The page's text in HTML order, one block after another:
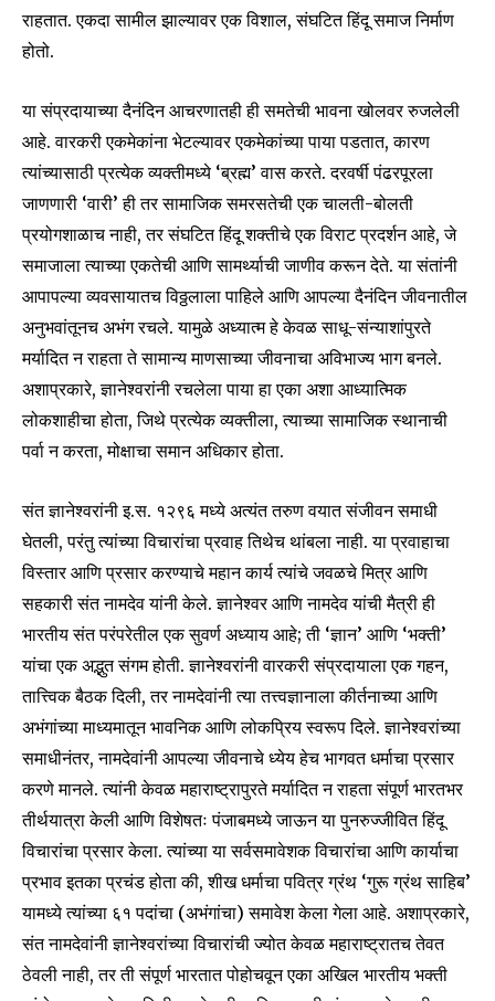
राहतात. एकदा सामील झाल्यावर एक विशाल, संघटित हिंदू समाज निर्माण
होतो.
या संप्रदायाच्या दैनंदिन आचरणातही ही समतेची भावना खोलवर रुजलेली
आहे. वारकरी एकमेकांना भेटल्यावर एकमेकांच्या पाया पडतात, कारण
त्यांच्यासाठी प्रत्येक व्यक्तीमध्ये ‘ब्रह्म’ वास करते. दरवर्षी पंढरपूरला
जाणणारी ‘वारी’ ही तर सामाजिक समरसतेची एक चालती-बोलती
प्रयोगशाळाच नाही, तर संघटित हिंदू शक्तीचे एक विराट प्रदर्शन आहे, जे
समाजाला त्याच्या एकतेची आणि सामर्थ्याची जाणीव करून देते. या संतांनी
आपापल्या व्यवसायातच विठ्ठलाला पाहिले आणि आपल्या दैनंदिन जीवनातील
अनुभवांतूनच अभंग रचले. यामुळे अध्यात्म हे केवळ साधू-संन्याशांपुरते
मर्यादित न राहता ते सामान्य माणसाच्या जीवनाचा अविभाज्य भाग बनले.
अशाप्रकारे, ज्ञानेश्वरांनी रचलेला पाया हा एका अशा आध्यात्मिक
लोकशाहीचा होता, जिथे प्रत्येक व्यक्तीला, त्याच्या सामाजिक स्थानाची
पर्वा न करता, मोक्षाचा समान अधिकार होता.
संत ज्ञानेश्वरांनी इ.स. १२९६ मध्ये अत्यंत तरुण वयात संजीवन समाधी
घेतली, परंतु त्यांच्या विचारांचा प्रवाह तिथेच थांबला नाही. या प्रवाहाचा
विस्तार आणि प्रसार करण्याचे महान कार्य त्यांचे जवळचे मित्र आणि
सहकारी संत नामदेव यांनी केले. ज्ञानेश्वर आणि नामदेव यांची मैत्री ही
भारतीय संत परंपरेतील एक सुवर्ण अध्याय आहे; ती ‘ज्ञान’ आणि ‘भक्ती’
यांचा एक अद्भुत संगम होती. ज्ञानेश्वरांनी वारकरी संप्रदायाला एक गहन,
तात्त्विक बैठक दिली, तर नामदेवांनी त्या तत्त्वज्ञानाला कीर्तनाच्या आणि
अभंगांच्या माध्यमातून भावनिक आणि लोकप्रिय स्वरूप दिले. ज्ञानेश्वरांच्या
समाधीनंतर, नामदेवांनी आपल्या जीवनाचे ध्येय हेच भागवत धर्माचा प्रसार
करणे मानले. त्यांनी केवळ महाराष्ट्रापुरते मर्यादित न राहता संपूर्ण भारतभर
तीर्थयात्रा केली आणि विशेषतः पंजाबमध्ये जाऊन या पुनरुज्जीवित हिंदू
विचारांचा प्रसार केला. त्यांच्या या सर्वसमावेशक विचारांचा आणि कार्याचा
प्रभाव इतका प्रचंड होता की, शीख धर्माचा पवित्र ग्रंथ ‘गुरू ग्रंथ साहिब’
यामध्ये त्यांच्या ६१ पदांचा (अभंगांचा) समावेश केला गेला आहे. अशाप्रकारे,
संत नामदेवांनी ज्ञानेश्वरांच्या विचारांची ज्योत केवळ महाराष्ट्रातच तेवत
ठेवली नाही, तर ती संपूर्ण भारतात पोहोचवून एका अखिल भारतीय भक्ती